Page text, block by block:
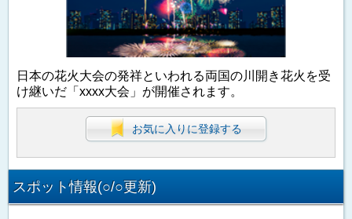
日本の花火大会の発祥といわれる両国の川開き花火を受
け継いだ「xxxx大会」が開催されます。
お気に入りに登録する
スポット情報(○/○更新)